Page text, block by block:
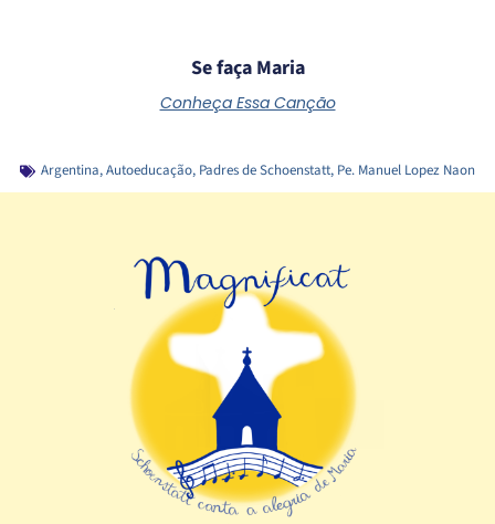
Se faça Maria
Conheça Essa Canção
Argentina,Autoeducação, Padres de Schoenstatt, Pe. Manuel Lopez Naon